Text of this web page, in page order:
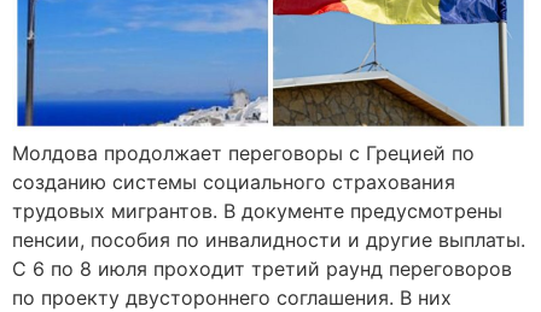
Молдова продолжает переговоры с Грецией по
созданию системы социального страхования
трудовых мигрантов. В документе предусмотрены
пенсии, пособия по инвалидности и другие выплаты.
С 6 по 8 июля проходит третий раунд переговоров
по проекту двустороннего соглашения. В них